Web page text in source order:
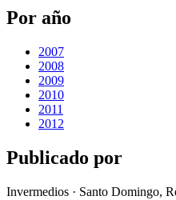
Por año
2007
2008
2009
2010
2011
2012
Publicado por
Invermedios · Santo Domingo,